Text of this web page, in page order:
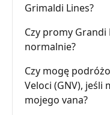
Grimaldi Lines?
Czy promy Grandi
normalnie?
Czy mogę
Veloci (GNV), jeśli
mojego vana?